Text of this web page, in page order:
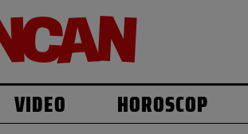
VIDEO HOROSCOP